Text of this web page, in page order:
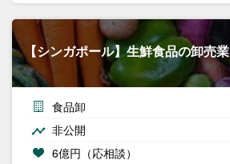
【シンガポール】生鮮食品の卸売業
食品卸
非公開
6億円（応相談）